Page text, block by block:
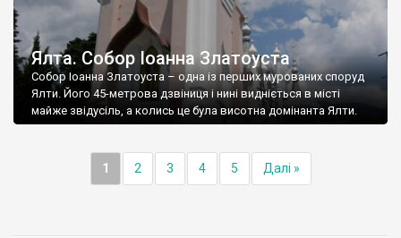
Ялта. Собор Іоанна Златоуста
Собор Іоанна Златоуста – одна із перших мурованих споруд
Ялти. Його 45-метрова дзвіниця і нині видніється в місті
майже звідусіль, а колись це була висотна домінанта Ялти.
1 2 3 4 5 Далі »